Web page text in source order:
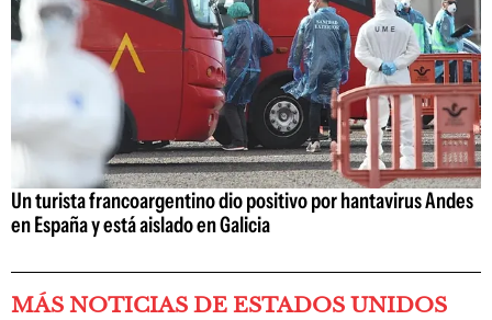
Un turista francoargentino dio positivo por hantavirus Andes
en España y está aislado en Galicia
MÁS NOTICIAS DE ESTADOS UNIDOS